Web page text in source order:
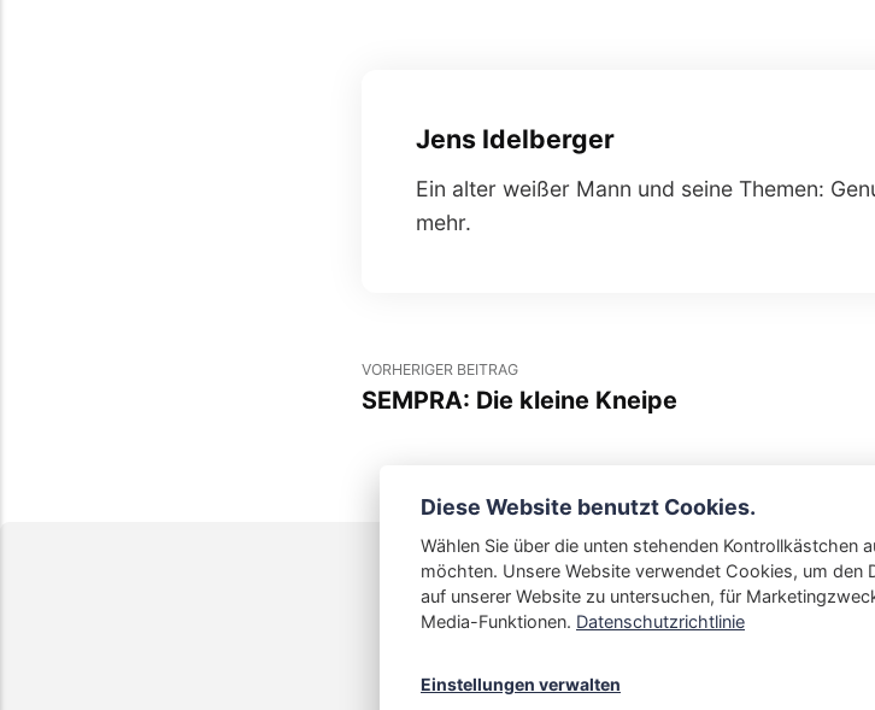
Jens Idelberger
Ein alter weißer Mann und seine Themen:
mehr.
VORHERIGER BEITRAG
SEMPRA: Die kleine Kneipe
Copyright 2021 -
Diese Website benutzt Cookies.
Wählen Sie über die unten stehenden Kontrollkästchen
möchten. Unsere Website verwendet Cookies, um den
auf unserer Website zu untersuchen, für
Media-Funktionen. Datenschutzrichtlinie
Einstellungen verwalten